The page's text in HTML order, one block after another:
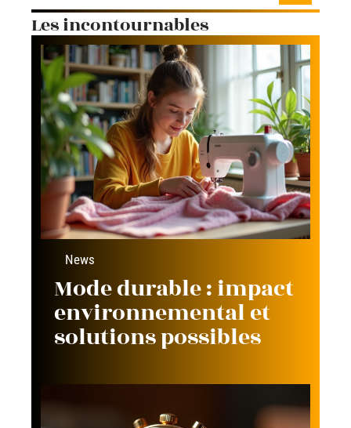
Les incontournables
News
Mode durable : impact
environnemental et
solutions possibles